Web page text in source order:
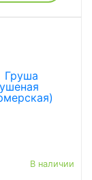
В наличии